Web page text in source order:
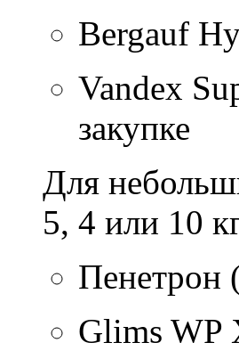
Bergauf
Vandex
закупке
Для
5, 4 или 10
Пенетрон
Glims WP